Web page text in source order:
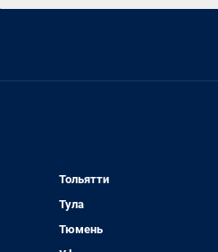
Тольятти
Тула
Тюмень